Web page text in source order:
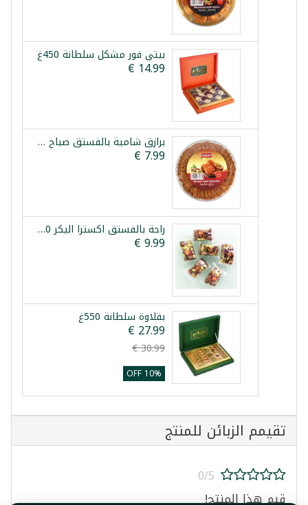
بيتي فور مشكل سلطانة 450غ
برازق شامية بالفستق صباح شرقي 350غ
راحة بالفستق اكسترا اليكر 350غ
بقلاوة سلطانة 550غ
10% OFF
تقيمم الزبائن للمنتج
0/5
قيم هذا المنتج!